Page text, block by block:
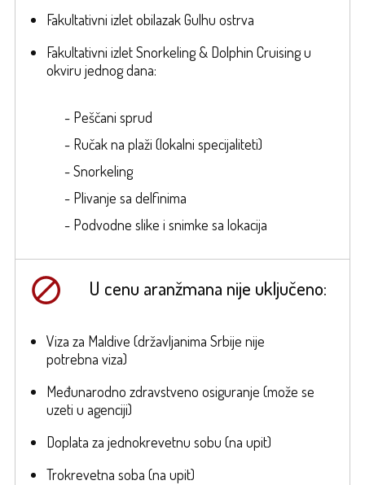
Fakultativni izlet obilazak Gulhu ostrva
Fakultativni izlet Snorkeling & Dolphin Cruising u
okviru jednog dana:
- Peščani sprud
- Ručak na plaži (lokalni specijaliteti)
- Snorkeling
- Plivanje sa delfinima
- Podvodne slike i snimke sa lokacija
U cenu aranžmana nije uključeno:
Viza za Maldive (državljanima Srbije nije
potrebna viza)
Međunarodno zdravstveno osiguranje (može se
uzeti u agenciji)
Doplata za jednokrevetnu sobu (na upit)
Trokrevetna soba (na upit)